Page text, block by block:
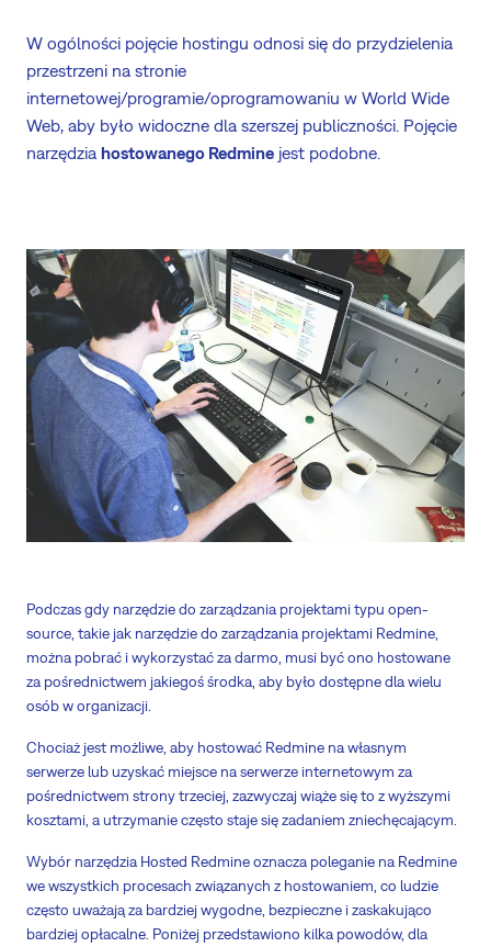
W ogólności pojęcie hostingu odnosi się do przydzielenia
przestrzeni na stronie
internetowej/programie/oprogramowaniu w World Wide
Web, aby było widoczne dla szerszej publiczności. Pojęcie
narzędzia hostowanego Redmine jest podobne.
Podczas gdy narzędzie do zarządzania projektami typu open-
source, takie jak narzędzie do zarządzania projektami Redmine,
można pobrać i wykorzystać za darmo, musi być ono hostowane
za pośrednictwem jakiegoś środka, aby było dostępne dla wielu
osób w organizacji.
Chociaż jest możliwe, aby hostować Redmine na własnym
serwerze lub uzyskać miejsce na serwerze internetowym za
pośrednictwem strony trzeciej, zazwyczaj wiąże się to z wyższymi
kosztami, a utrzymanie często staje się zadaniem zniechęcającym.
Wybór narzędzia Hosted Redmine oznacza poleganie na Redmine
we wszystkich procesach związanych z hostowaniem, co ludzie
często uważają za bardziej wygodne, bezpieczne i zaskakująco
bardziej opłacalne. Poniżej przedstawiono kilka powodów, dla